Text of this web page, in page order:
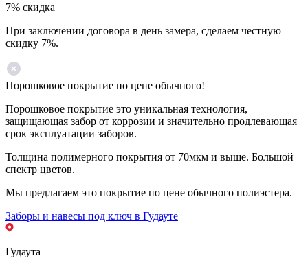
7% скидка
При заключении договора в день замера, сделаем честную
скидку 7%.
Порошковое покрытие по цене обычного!
Порошковое покрытие это уникальная технология,
защищающая забор от коррозии и значительно продлевающая
срок эксплуатации заборов.
Толщина полимерного покрытия от 70мкм и выше. Большой
спектр цветов.
Мы предлагаем это покрытие по цене обычного полиэстера.
Заборы и навесы под ключ в Гудауте
Гудаута